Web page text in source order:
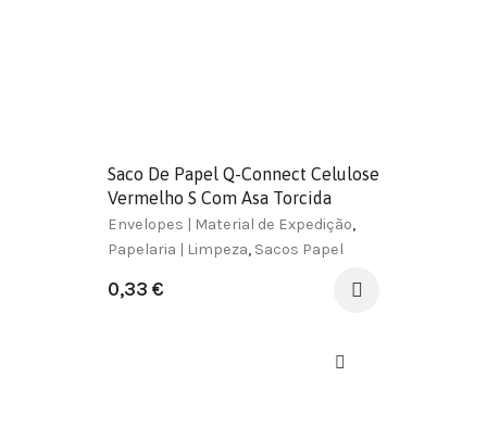
Saco De Papel Q-Connect Celulose
Vermelho S Com Asa Torcida
240X320X10 Mm
Envelopes | Material de Expedição,
Papelaria | Limpeza, Sacos Papel
0,33 €